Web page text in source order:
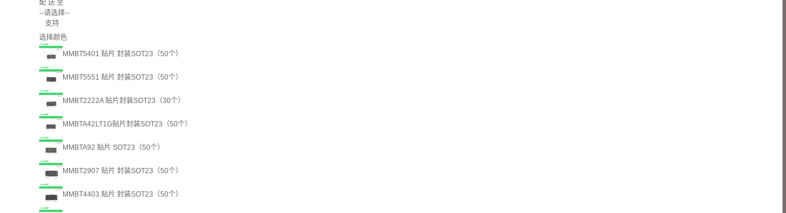
配 送 至
--请选择--
支持
选择颜色
MMBT5401 贴片 封装SOT23（50个）
MMBT5551 贴片 封装SOT23（50个）
MMBT2222A 贴片封装SOT23（30个）
MMBTA42LT1G贴片封装SOT23（50个）
MMBTA92 贴片 SOT23（50个）
MMBT2907 贴片 封装SOT23（50个）
MMBT4403 贴片 封装SOT23（50个）